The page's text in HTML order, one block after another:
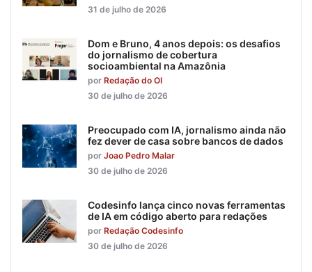
31 de julho de 2026
Dom e Bruno, 4 anos depois: os desafios
do jornalismo de cobertura
socioambiental na Amazônia
por Redação do OI
30 de julho de 2026
Preocupado com IA, jornalismo ainda não
fez dever de casa sobre bancos de dados
por Joao Pedro Malar
30 de julho de 2026
Codesinfo lança cinco novas ferramentas
de IA em código aberto para redações
por Redação Codesinfo
30 de julho de 2026